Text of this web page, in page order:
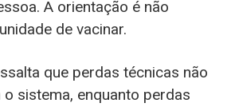
A orientação é não
de vacinar.
que perdas técnicas não
sistema, enquanto perdas